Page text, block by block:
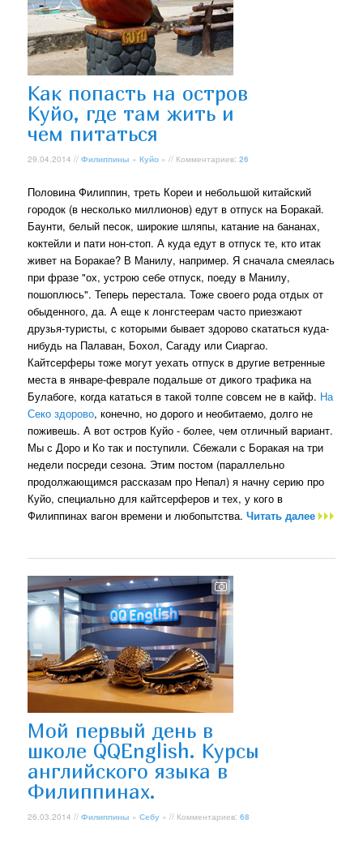
Как попасть на остров
Куйо, где там жить и
чем питаться
29.04.2014 //Филиппины »Куйо » // Комментариев:26
Половина Филиппин, треть Кореи и небольшой китайский
городок (в несколько миллионов) едут в отпуск на Боракай.
Баунти, белый песок, широкие шляпы, катание на бананах,
коктейли и пати нон-стоп. А куда едут в отпуск те, кто итак
живет на Боракае? В Манилу, например. Я сначала смеялась
при фразе "ох, устрою себе отпуск, поеду в Манилу,
пошоплюсь". Теперь перестала. Тоже своего рода отдых от
обыденного, да. А еще к лонгстеерам часто приезжают
друзья-туристы, с которыми бывает здорово скататься куда-
нибудь на Палаван, Бохол, Сагаду или Сиаргао.
Кайтсерферы тоже могут уехать отпуск в другие ветренные
места в январе-феврале подальше от дикого трафика на
Булабоге, когда кататься в такой толпе совсем не в кайф. На
Секо здорово, конечно, но дорого и необитаемо, долго не
поживешь. А вот остров Куйо - более, чем отличный вариант.
Мы с Доро и Ко так и поступили. Сбежали с Боракая на три
недели посреди сезона. Этим постом (параллельно
продолжающимся рассказам про Непал) я начну серию про
Куйо, специально для кайтсерферов и тех, у кого в
Филиппинах вагон времени и любопытства.Читать далее
Мой первый день в
школе QQEnglish. Курсы
английского языка в
Филиппинах.
26.03.2014 //Филиппины »Себу » // Комментариев:68